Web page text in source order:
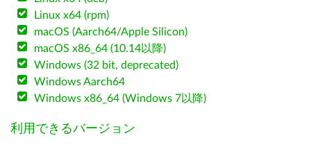
Linux x64 (rpm)
macOS (Aarch64/Apple Silicon)
macOS x86_64 (10.14以降)
Windows (32 bit, deprecated)
Windows Aarch64
Windows x86_64 (Windows 7以降)
利用できるバージョン